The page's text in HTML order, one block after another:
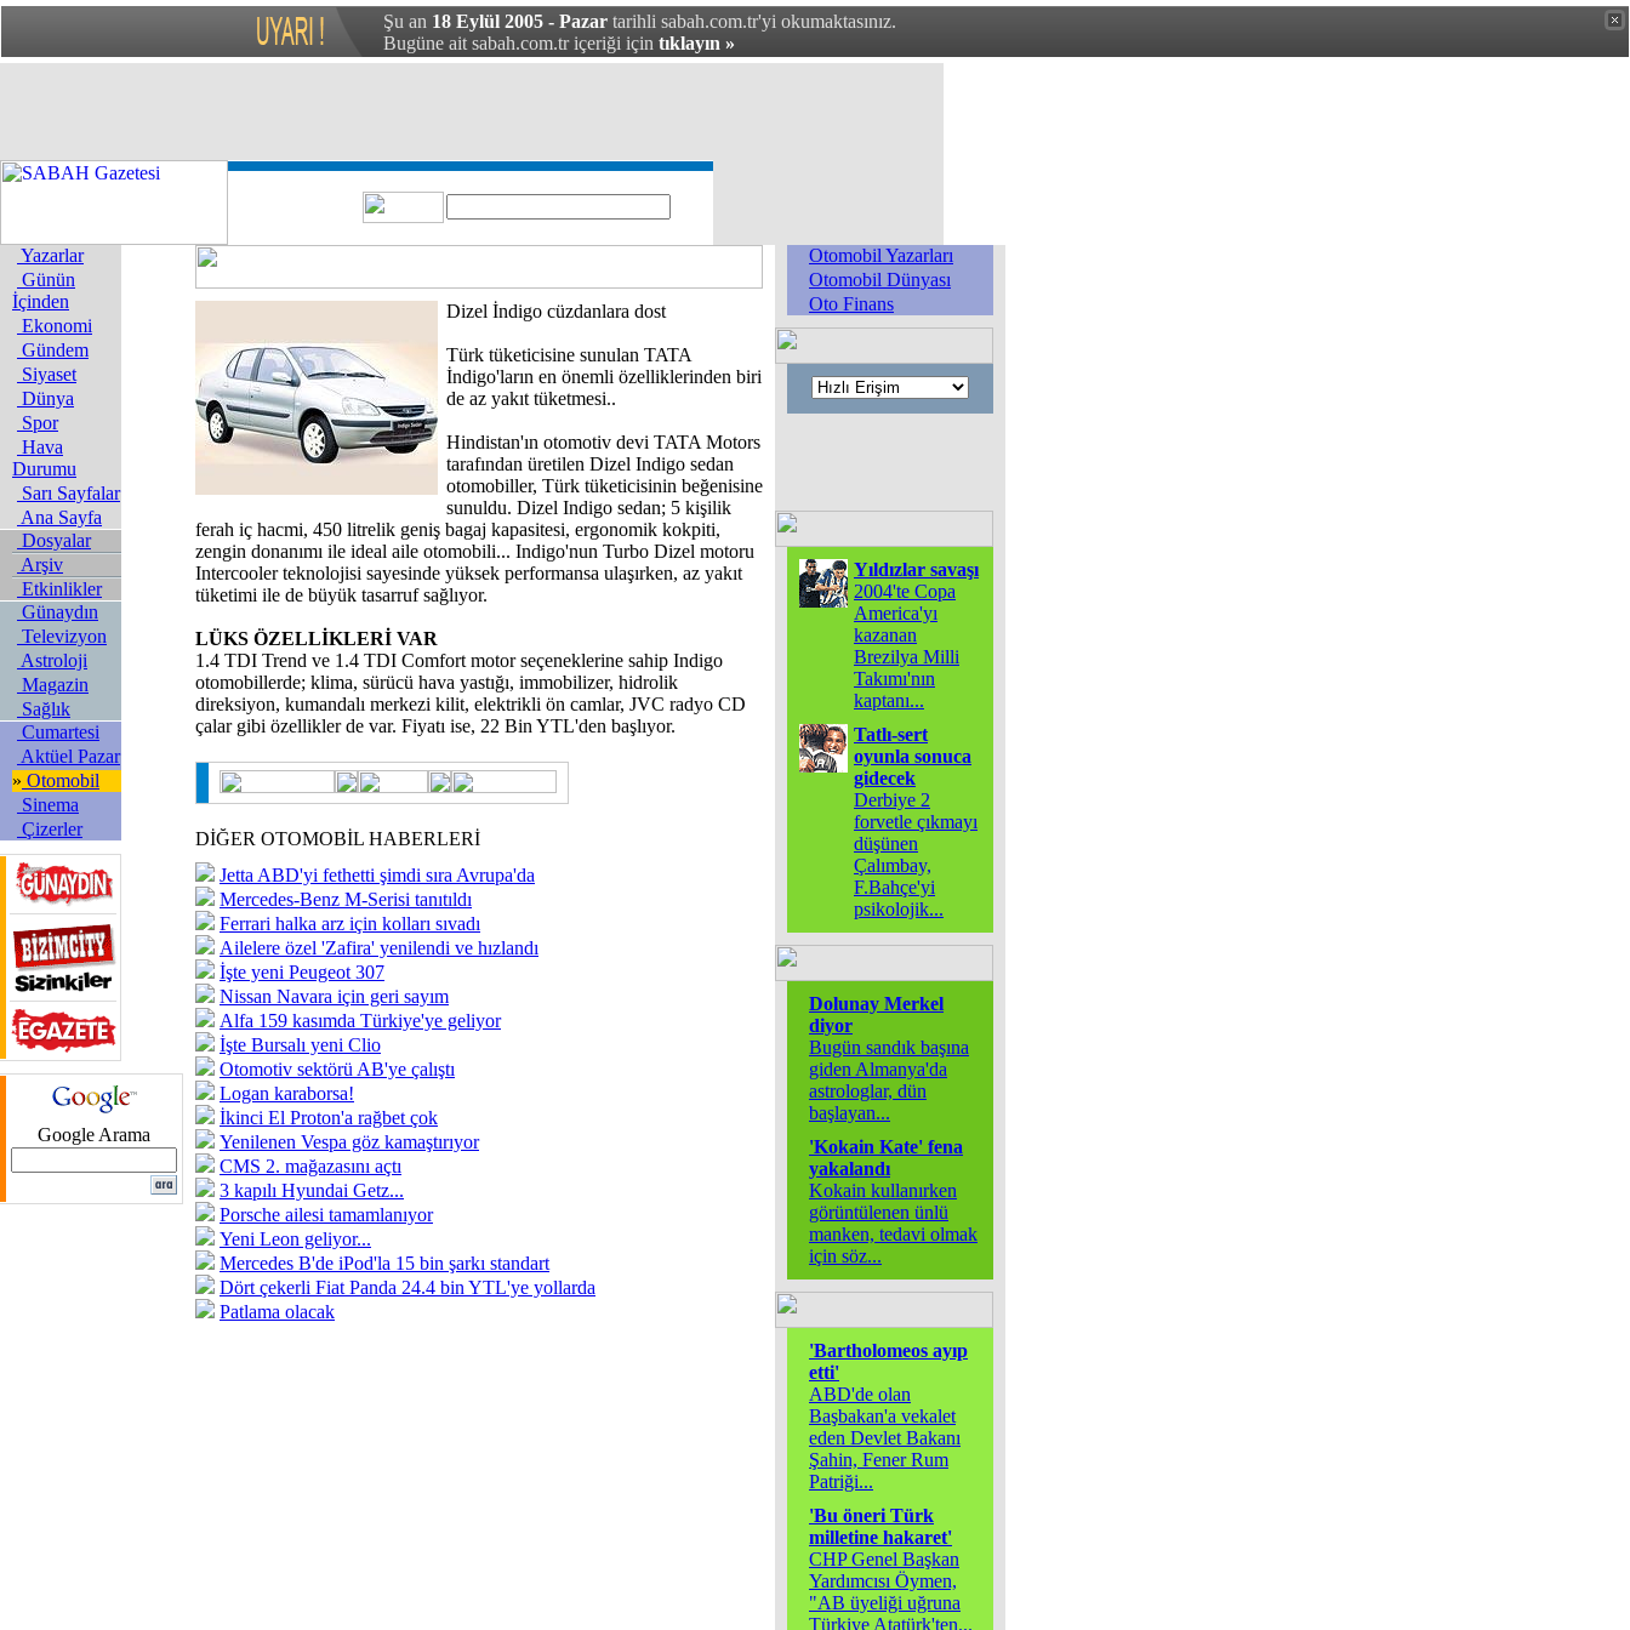
Şu an 18 Eylül 2005 - Pazar tarihli sabah.com.tr'yi okumaktasınız.
Bugüne ait sabah.com.tr içeriği için tıklayın »
Yazarlar
Günün
İçinden
Ekonomi
Gündem
Siyaset
Dünya
Spor
Hava
Durumu
Sarı Sayfalar
Ana Sayfa
Dosyalar
Arşiv
Etkinlikler
Günaydın
Televizyon
Astroloji
Magazin
Sağlık
Cumartesi
Aktüel Pazar
» Otomobil
Sinema
Çizerler
Google Arama
Dizel İndigo cüzdanlara dost
Türk tüketicisine sunulan TATA
İndigo'ların en önemli özelliklerinden biri
de az yakıt tüketmesi..
Hindistan'ın otomotiv devi TATA Motors
tarafından üretilen Dizel Indigo sedan
otomobiller, Türk tüketicisinin beğenisine
sunuldu. Dizel Indigo sedan; 5 kişilik
ferah iç hacmi, 450 litrelik geniş bagaj kapasitesi, ergonomik kokpiti,
zengin donanımı ile ideal aile otomobili... Indigo'nun Turbo Dizel motoru
Intercooler teknolojisi sayesinde yüksek performansa ulaşırken, az yakıt
tüketimi ile de büyük tasarruf sağlıyor.
LÜKS ÖZELLİKLERİ VAR
1.4 TDI Trend ve 1.4 TDI Comfort motor seçeneklerine sahip Indigo
otomobillerde; klima, sürücü hava yastığı, immobilizer, hidrolik
direksiyon, kumandalı merkezi kilit, elektrikli ön camlar, JVC radyo CD
çalar gibi özellikler de var. Fiyatı ise, 22 Bin YTL'den başlıyor.
DİĞER OTOMOBİL HABERLERİ
Jetta ABD'yi fethetti şimdi sıra Avrupa'da
Mercedes-Benz M-Serisi tanıtıldı
Ferrari halka arz için kolları sıvadı
Ailelere özel 'Zafira' yenilendi ve hızlandı
İşte yeni Peugeot 307
Nissan Navara için geri sayım
Alfa 159 kasımda Türkiye'ye geliyor
İşte Bursalı yeni Clio
Otomotiv sektörü AB'ye çalıştı
Logan karaborsa!
İkinci El Proton'a rağbet çok
Yenilenen Vespa göz kamaştırıyor
CMS 2. mağazasını açtı
3 kapılı Hyundai Getz...
Porsche ailesi tamamlanıyor
Yeni Leon geliyor...
Mercedes B'de iPod'la 15 bin şarkı standart
Dört çekerli Fiat Panda 24.4 bin YTL'ye yollarda
Patlama olacak
Otomobil Yazarları
Otomobil Dünyası
Oto Finans
Yıldızlar savaşı
2004'te Copa
America'yı
kazanan
Brezilya Milli
Takımı'nın
kaptanı...
Tatlı-sert
oyunla sonuca
gidecek
Derbiye 2
forvetle çıkmayı
düşünen
Çalımbay,
F.Bahçe'yi
psikolojik...
Dolunay Merkel
diyor
Bugün sandık başına
giden Almanya'da
astrologlar, dün
başlayan...
'Kokain Kate' fena
yakalandı
Kokain kullanırken
görüntülenen ünlü
manken, tedavi olmak
için söz...
'Bartholomeos ayıp
etti'
ABD'de olan
Başbakan'a vekalet
eden Devlet Bakanı
Şahin, Fener Rum
Patriği...
'Bu öneri Türk
milletine hakaret'
CHP Genel Başkan
Yardımcısı Öymen,
"AB üyeliği uğruna
Türkiye Atatürk'ten...